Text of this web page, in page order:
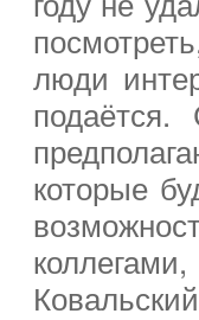
люди
которые